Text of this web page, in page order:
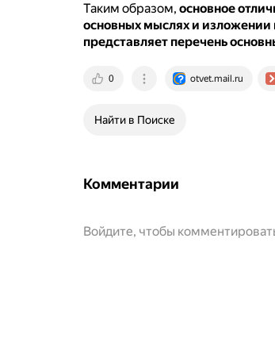
Таким образом, основное
основных мыслях и изложении
представляет перечень
0 otvet.mail.ru
Найти в Поиске
Комментарии
Войдите, чтобы